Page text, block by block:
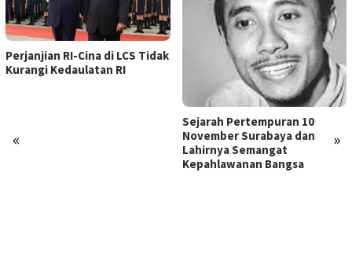
« »
Perjanjian RI-Cina di LCS Tidak
Kurangi Kedaulatan RI
Sejarah Pertempuran 10
November Surabaya dan
Lahirnya Semangat
Kepahlawanan Bangsa